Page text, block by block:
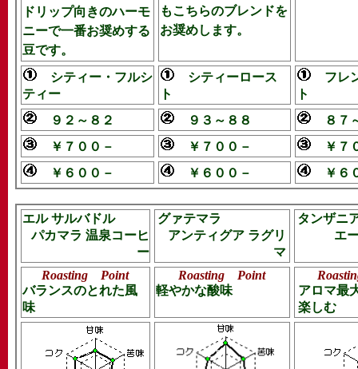
ドリップ向きのハーモ
ニーで一番お奨めする
豆です。
もこちらのブレンドを
お奨めします。
シティー・フルシ
ティー
シティーロース
ト
フレ
ト
９２～８２
９３～８８
８７
￥７００－
￥７００－
￥７
￥６００－
￥６００－ ￥６
エル サルバドル
パカマラ 温泉コーヒ
ー
グァテマラ
アンティグア ラグリ
マ
タンザニ
エ
Roasting Point
バランスのとれた風
味
Roasting Point
軽やかな酸味
アロマ最
楽しむ